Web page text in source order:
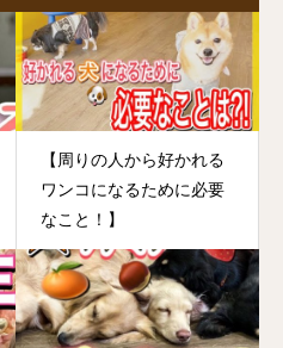
【周りの人から好かれる
ワンコになるために必要
なこと！】